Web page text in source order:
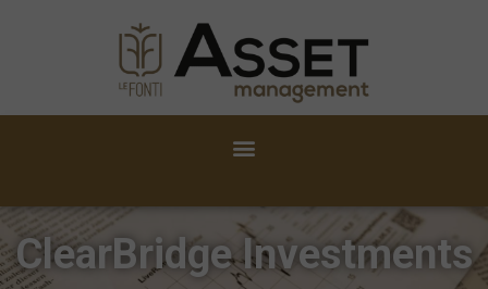
ClearBridge Investments